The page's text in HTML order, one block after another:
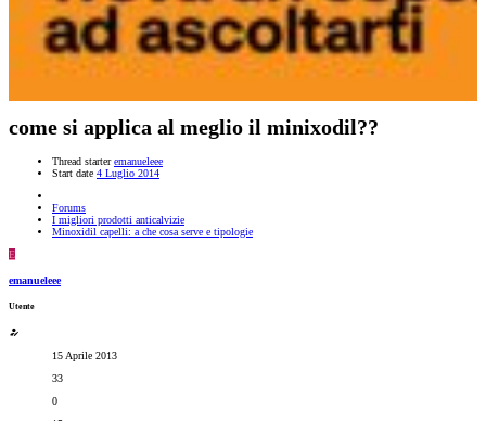
come si applica al meglio il minixodil??
Thread starter emanueleee
Start date 4 Luglio 2014
Forums
I migliori prodotti anticalvizie
Minoxidil capelli: a che cosa serve e tipologie
E
emanueleee
Utente
15 Aprile 2013
33
0